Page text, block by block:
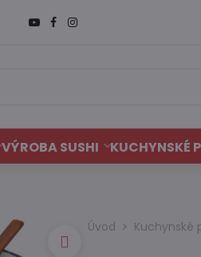
VÝROBA SUSHI KUCHYNSKÉ
Úvod Kuchynské